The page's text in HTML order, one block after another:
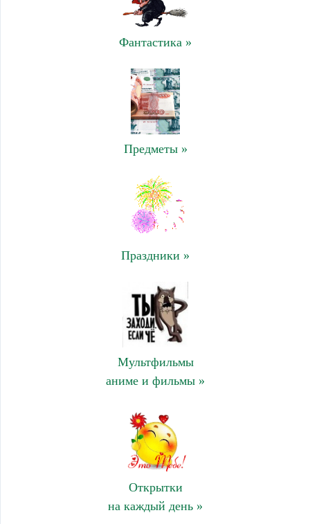
Фантастика »
Предметы »
Праздники »
Мультфильмы
аниме и фильмы »
Открытки
на каждый день »